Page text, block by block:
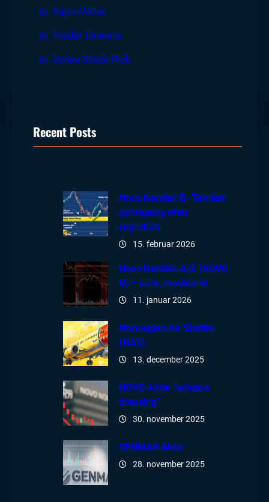
Papir/Aktie
Trader Univers
Vores Stock Pick
Recent Posts
Novo Nordisk B- Teknisk
opfølgning efter
regnskab
15. februar 2026
Novo Nordisk A/S (NOVO
B) – kurs, modstand
11. januar 2026
Norwegian Air Shuttle
(NAS)
13. december 2025
NOVO Aktie ”window
dressing”
30. november 2025
GENMAB Aktie
28. november 2025